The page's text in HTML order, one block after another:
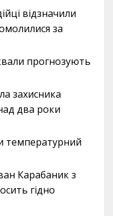
відзначили
за
прогнозують
захисника
два роки
температурний
Карабаник з
гідно